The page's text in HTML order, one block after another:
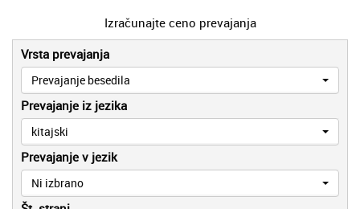
Izračunajte ceno prevajanja
Vrsta prevajanja
Prevajanje besedila
Prevajanje iz jezika
kitajski
Prevajanje v jezik
Ni izbrano